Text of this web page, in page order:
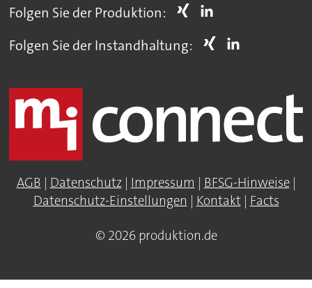
Folgen Sie der Produktion:
Folgen Sie der Instandhaltung:
AGB | Datenschutz| Impressum | BFSG-Hinweise|
Datenschutz-Einstellungen | Kontakt| Facts
© 2026 produktion.de